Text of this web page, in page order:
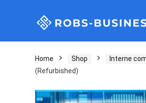
Home Shop Interne
(Refurbished)